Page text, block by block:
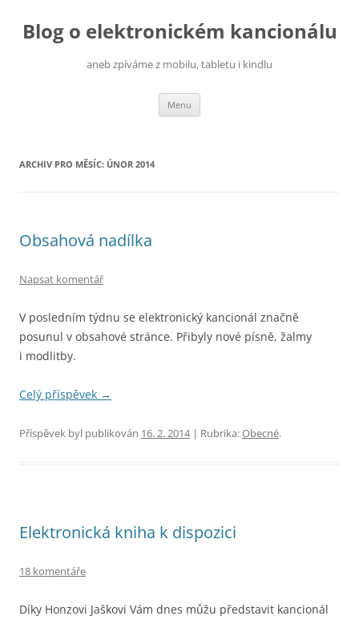
obsahu
webu
Blog o elektronickém kancionálu
aneb zpíváme z mobilu, tabletu i kindlu
Menu
ARCHIV PRO MĚSÍC: ÚNOR 2014
Obsahová nadílka
Napsat komentář
V posledním týdnu se elektronický kancionál značně
posunul v obsahové stránce. Přibyly nové písně, žalmy
i modlitby.
Celý příspěvek →
Příspěvek byl publikován 16. 2. 2014| Rubrika:Obecné.
Elektronická kniha k dispozici
18 komentáře
Díky Honzovi Jaškovi Vám dnes můžu představit kancionál